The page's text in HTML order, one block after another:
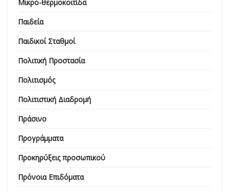
Μικρο-θερμοκοιτίδα
Παιδεία
Παιδικοί Σταθμοί
Πολιτική Προστασία
Πολιτισμός
Πολιτιστική Διαδρομή
Πράσινο
Προγράμματα
Προκηρύξεις προσωπικού
Πρόνοια Επιδόματα